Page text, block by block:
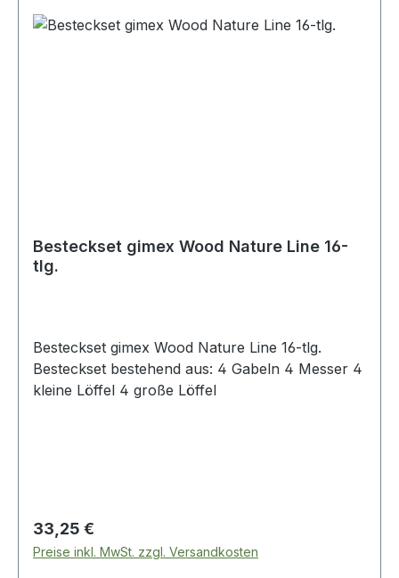
Besteckset gimex Wood Nature Line 16-
tlg.
Besteckset gimex Wood Nature Line 16-tlg.
Besteckset bestehend aus: 4 Gabeln 4 Messer 4
kleine Löffel 4 große Löffel
Regulärer Preis:
33,25 €
Preise inkl. MwSt. zzgl. Versandkosten